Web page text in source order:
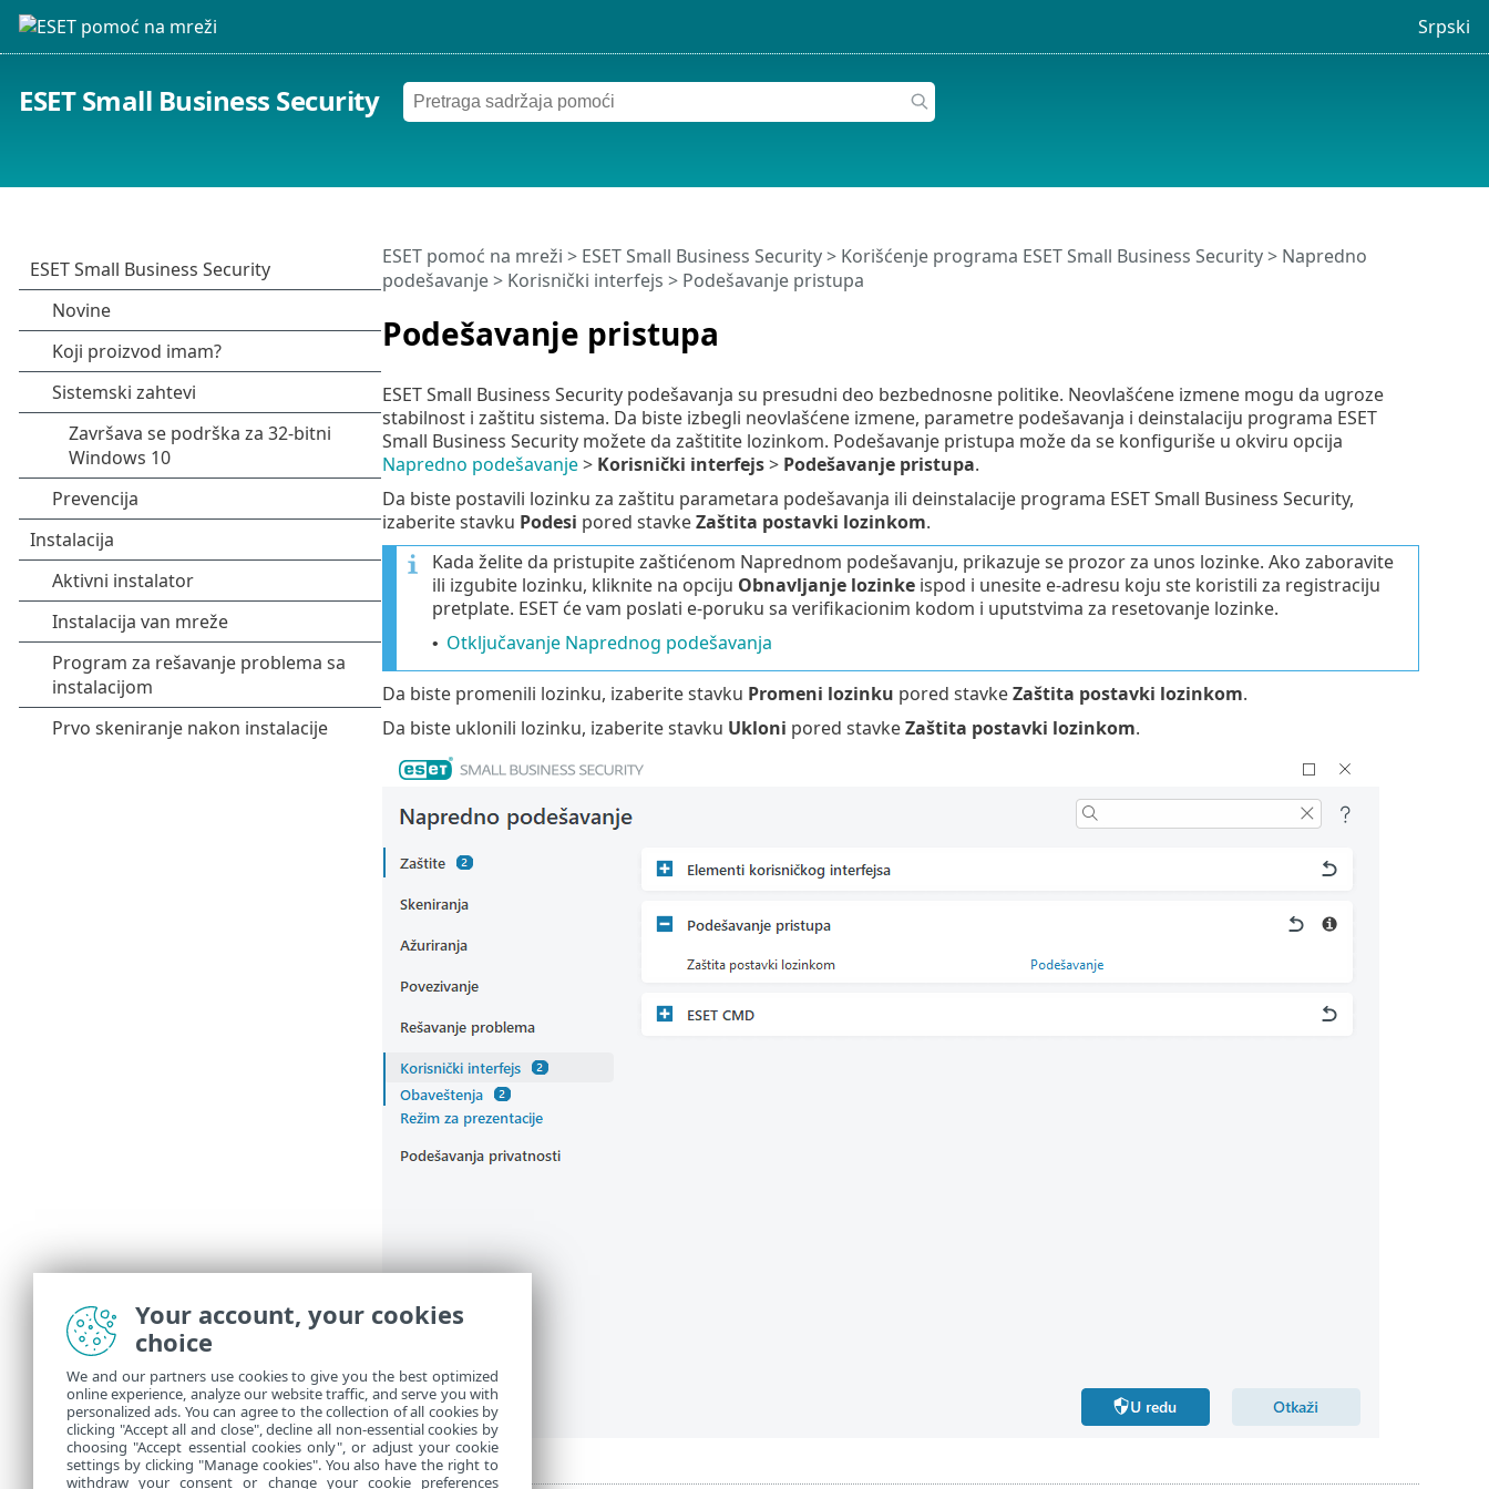
Srpski
ESET Small Business Security
Podešavanje pristupa
ESET pomoć na mreži > ESET Small Business Security> Korišćenje programa ESET Small Business Security> Napredno
podešavanje> Korisnički interfejs > Podešavanje pristupa
ESET Small Business Security podešavanja su presudni deo bezbednosne politike. Neovlašćene izmene mogu da ugroze
stabilnost i zaštitu sistema. Da biste izbegli neovlašćene izmene, parametre podešavanja i deinstalaciju programa ESET
Small Business Security možete da zaštitite lozinkom. Podešavanje pristupa može da se konfiguriše u okviru opcija
Napredno podešavanje> Korisnički interfejs> Podešavanje pristupa.
Da biste postavili lozinku za zaštitu parametara podešavanja ili deinstalacije programa ESET Small Business Security,
izaberite stavku Podesi pored stavkeZaštita postavki lozinkom.
Kada želite da pristupite zaštićenom Naprednom podešavanju, prikazuje se prozor za unos lozinke. Ako zaboravite
ili izgubite lozinku, kliknite na opciju Obnavljanje lozinkeispod i unesite e-adresu koju ste koristili za registraciju
pretplate. ESET će vam poslati e-poruku sa verifikacionim kodom i uputstvima za resetovanje lozinke.
• Otključavanje Naprednog podešavanja
Da biste promenili lozinku, izaberite stavku Promeni lozinku pored stavkeZaštita postavki lozinkom.
Da biste uklonili lozinku, izaberite stavku Ukloni pored stavkeZaštita postavki lozinkom.
Your account, your cookies
choice
We and our partners use cookies to give you the best optimized
online experience, analyze our website traffic, and serve you with
personalized ads. You can agree to the collection of all cookies by
clicking "Accept all and close", decline all non-essential cookies by
choosing "Accept essential cookies only", or adjust your cookie
settings by clicking "Manage cookies". You also have the right to
withdraw your consent or change your cookie preferences